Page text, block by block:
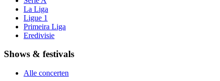
La Liga
Ligue 1
Primeira Liga
Eredivisie
Shows & festivals
Alle concerten